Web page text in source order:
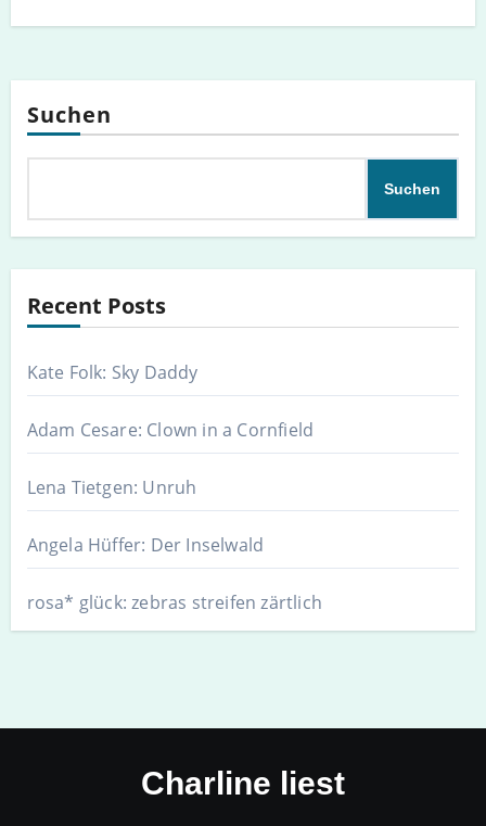
Suchen
Suchen
Recent Posts
Kate Folk: Sky Daddy
Adam Cesare: Clown in a Cornfield
Lena Tietgen: Unruh
Angela Hüffer: Der Inselwald
rosa* glück: zebras streifen zärtlich
Charline liest